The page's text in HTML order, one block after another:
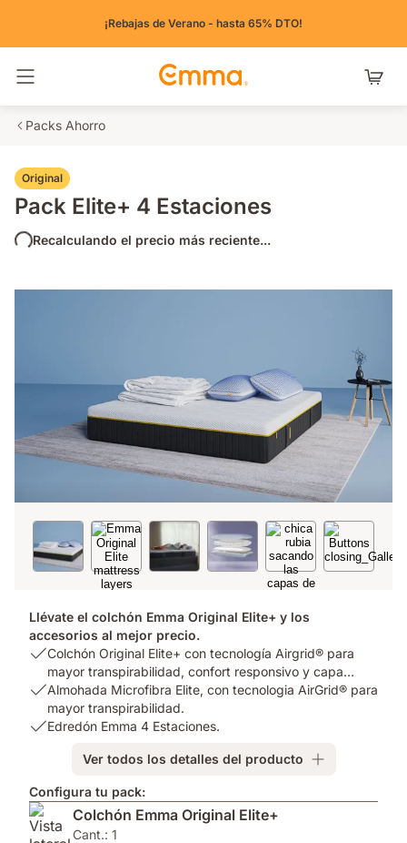
¡Rebajas de Verano - hasta 65% DTO!
Packs Ahorro
Original
Pack Elite+ 4 Estaciones
Recalculando el precio más reciente...
Llévate el colchón Emma Original Elite+ y los
accesorios al mejor precio.
USP
Colchón
Original
Elite+
tecnología
para
mayor
transpirabilidad,
Colchón Original Elite+ con tecnología Airgrid® para
mayor transpirabilidad, confort responsivo y capa
hipoalergénica1.
USP
Almohada
tecnologia
AirGrid®
para
Almohada Microfibra Elite, con tecnologia AirGrid® para
mayor transpirabilidad.
USP
4
Estaciones.
Edredón Emma 4 Estaciones.
Ver todos los detalles del producto
Configura tu pack:
Colchón Emma Original Elite+
Cant.: 1